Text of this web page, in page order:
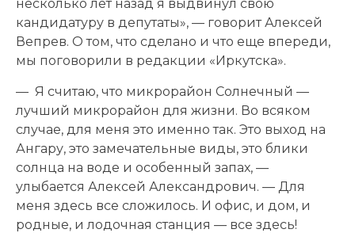
несколько лет назад я выдвинул свою
кандидатуру в депутаты», — говорит Алексей
Вепрев. О том, что сделано и что еще впереди,
мы поговорили в редакции «Иркутска».
— Я считаю, что микрорайон Солнечный —
лучший микрорайон для жизни. Во всяком
случае, для меня это именно так. Это выход на
Ангару, это замечательные виды, это блики
солнца на воде и особенный запах, —
улыбается Алексей Александрович. — Для
меня здесь все сложилось. И офис, и дом, и
родные, и лодочная станция — все здесь!